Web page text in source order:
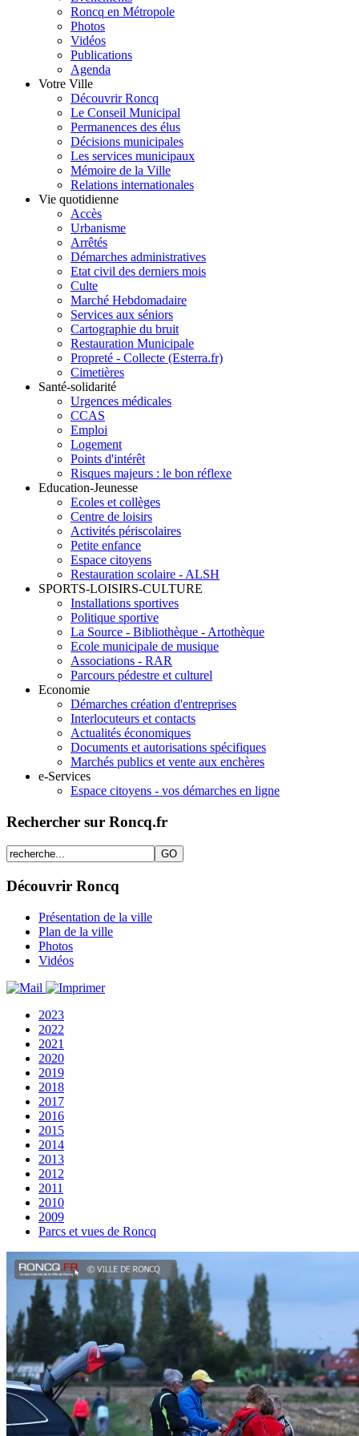
Roncq en Métropole
Photos
Vidéos
Publications
Agenda
Votre Ville
Découvrir Roncq
Le Conseil Municipal
Permanences des élus
Décisions municipales
Les services municipaux
Mémoire de la Ville
Relations internationales
Vie quotidienne
Accès
Urbanisme
Arrêtés
Démarches administratives
Etat civil des derniers mois
Culte
Marché Hebdomadaire
Services aux séniors
Cartographie du bruit
Restauration Municipale
Propreté - Collecte (Esterra.fr)
Cimetières
Santé-solidarité
Urgences médicales
CCAS
Emploi
Logement
Points d'intérêt
Risques majeurs : le bon réflexe
Education-Jeunesse
Ecoles et collèges
Centre de loisirs
Activités périscolaires
Petite enfance
Espace citoyens
Restauration scolaire - ALSH
SPORTS-LOISIRS-CULTURE
Installations sportives
Politique sportive
La Source - Bibliothèque - Artothèque
Ecole municipale de musique
Associations - RAR
Parcours pédestre et culturel
Economie
Démarches création d'entreprises
Interlocuteurs et contacts
Actualités économiques
Documents et autorisations spécifiques
Marchés publics et vente aux enchères
e-Services
Espace citoyens - vos démarches en ligne
Rechercher sur Roncq.fr
Découvrir Roncq
Présentation de la ville
Plan de la ville
Photos
Vidéos
2023
2022
2021
2020
2019
2018
2017
2016
2015
2014
2013
2012
2011
2010
2009
Parcs et vues de Roncq